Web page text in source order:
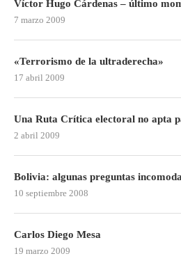
Víctor Hugo Cárdenas – último
7 marzo 2009
«Terrorismo de la ultraderecha»
17 abril 2009
Una Ruta Crítica electoral no apta
2 abril 2009
Bolivia: algunas preguntas
10 septiembre 2008
Carlos Diego Mesa
19 marzo 2009